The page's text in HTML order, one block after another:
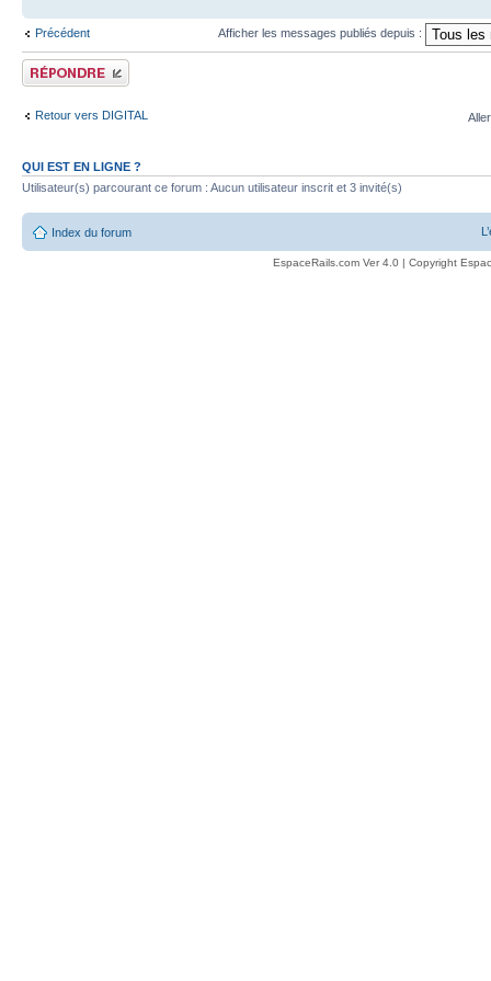
Précédent Afficher les messages publiés depuis :
Publier une réponse
Retour vers DIGITAL
QUI EST EN LIGNE ?
Utilisateur(s) parcourant ce forum : Aucun utilisateur inscrit et 3 invité(s)
Index du forum
EspaceRails.com Ver 4.0 | Copyright